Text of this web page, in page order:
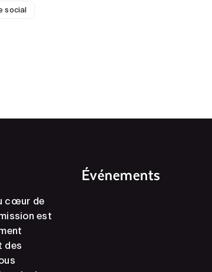
social
cœur de
est
des
Événements